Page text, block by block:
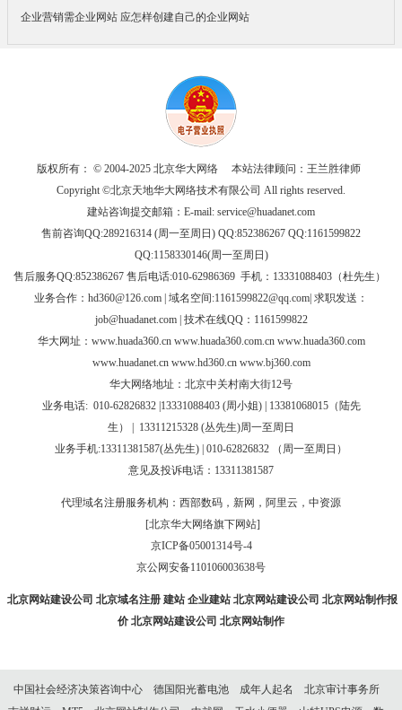
企业营销需企业网站 应怎样创建自己的企业网站
版权所有： © 2004-2025 北京华大网络 本站法律顾问：王兰胜律师
Copyright ©北京天地华大网络技术有限公司 All rights reserved.
建站咨询提交邮箱：E-mail: service@huadanet.com
售前咨询QQ:289216314 (周一至周日) QQ:852386267 QQ:1161599822
QQ:1158330146(周一至周日)
售后服务QQ:852386267 售后电话:010-62986369 手机：13331088403（杜先生）
业务合作： hd360@126.com | 域名空间:1161599822@qq.com| 求职发送：
job@huadanet.com| 技术在线QQ：1161599822
华大网址： www.huada360.cn www.huada360.com.cn www.huada360.com
www.huadanet.cn www.hd360.cn www.bj360.com
华大网络地址：北京中关村南大街12号
业务电话: 010-62826832 | 13331088403 (周小姐) | 13381068015（陆先
生）
13311215328 (丛先生)周一至周日
业务手机:13311381587(丛先生) | 010-62826832 （周一至周日）
意见及投诉电话：13311381587
代理域名注册服务机构：西部数码，新网，阿里云，中资源
[北京华大网络旗下网站]
京ICP备05001314号-4
京公网安备110106003638号
北京网站建设公司 北京域名注册 建站 企业建站 北京网站建设公司 北京网站制作报
价 北京网站建设公司 北京网站制作
中国社会经济决策咨询中心 德国阳光蓄电池 成年人起名
北京审计事务所